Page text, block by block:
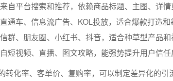
自平台搜索和推荐，依赖商品标题、主图、详情
通车、信息流广告、KOL投放，适合爆款打造和
群、朋友圈、小红书、抖音，适合种草型产品和
短视频、直播、图文攻略，能强势提升用户信任
转化率、客单价、复购率，可以制定差异化的引